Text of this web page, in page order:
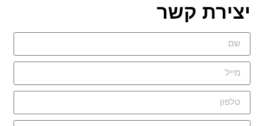
יצירת קשר